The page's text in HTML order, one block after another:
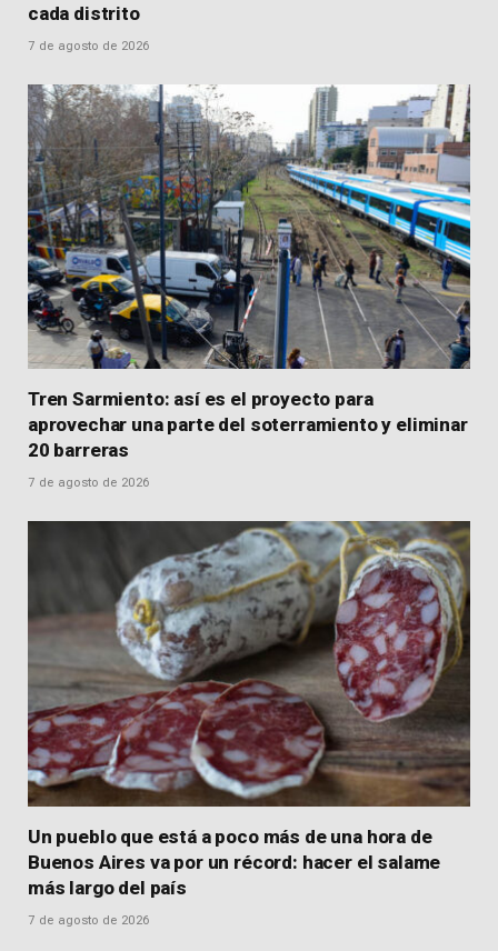
cada distrito
7 de agosto de 2026
Tren Sarmiento: así es el proyecto para
aprovechar una parte del soterramiento y eliminar
20 barreras
7 de agosto de 2026
Un pueblo que está a poco más de una hora de
Buenos Aires va por un récord: hacer el salame
más largo del país
7 de agosto de 2026